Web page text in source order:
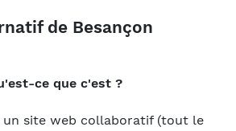
de Besançon
ce que c'est ?
un site web collaboratif (tout le